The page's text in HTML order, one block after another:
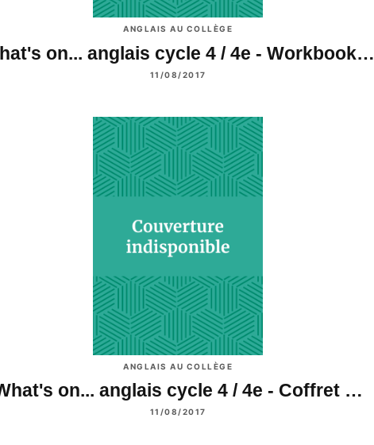
ANGLAIS AU COLLÈGE
on... anglais cycle 4 / 4e - Workbook…
11/08/2017
ANGLAIS AU COLLÈGE
on... anglais cycle 4 / 4e - Coffret …
11/08/2017